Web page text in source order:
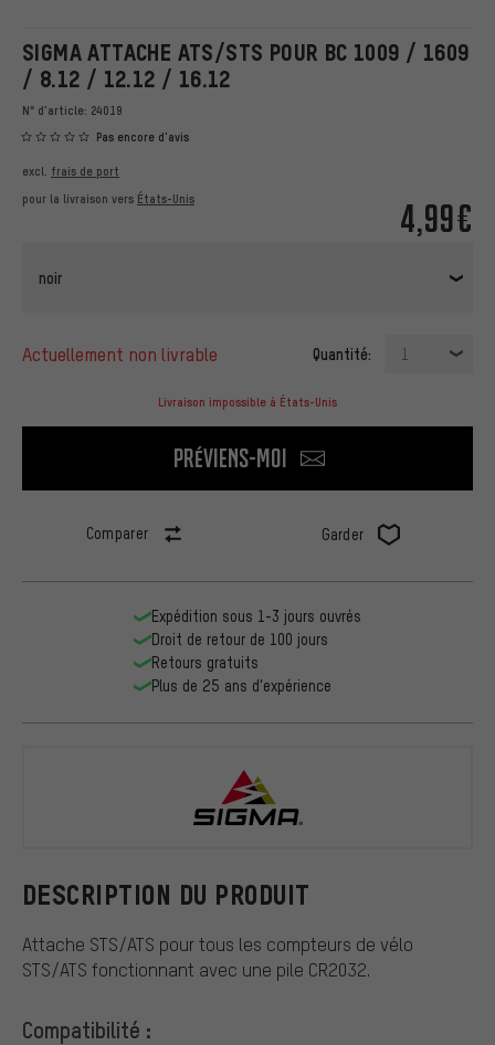
SIGMA ATTACHE ATS/STS POUR BC 1009 / 1609
/ 8.12 / 12.12 / 16.12
N° d'article: 24019
Pas encore d'avis
4,99€
excl. frais de port
pour la livraison vers États-Unis
noir
actuellement non livrable Quantité: 1
Livraison impossible à États-Unis
Préviens-moi
Comparer Garder
DESCRIPTION DU PRODUIT
Attache STS/ATS pour tous les compteurs de vélo
STS/ATS fonctionnant avec une pile CR2032.
Compatibilité :
Expédition sous 1-3 jours ouvrés
Droit de retour de 100 jours
Retours gratuits
Plus de 25 ans d'expérience